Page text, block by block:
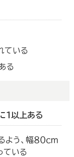
ている
る
１以上ある
う、幅８０ｃｍ
ている